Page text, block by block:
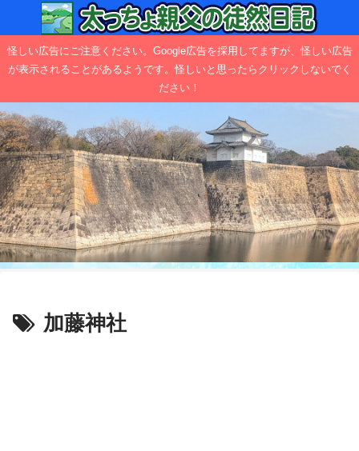
怪しい広告にご注意ください。Google広告を採用してますが、怪しい広告
が表示されることがあるようです。怪しいと思ったらクリックしないでく
ださい！
加藤神社